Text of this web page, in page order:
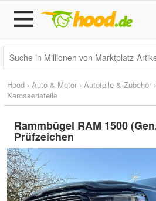
Hood › Auto & Motor › Autoteile & Zubehör ›
Karosserieteile
Rammbügel RAM 1500
Prüfzeichen